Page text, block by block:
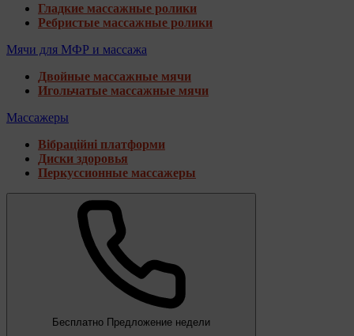
Гладкие массажные ролики
Ребристые массажные ролики
Мячи для МФР и массажа
Двойные массажные мячи
Игольчатые массажные мячи
Массажеры
Вібраційні платформи
Диски здоровья
Перкуссионные массажеры
Бесплатно Предложение недели